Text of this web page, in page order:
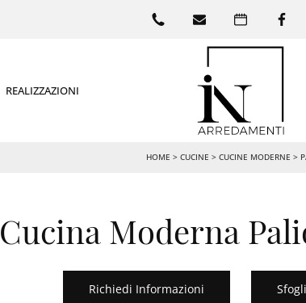
REALIZZAZIONI
HOME > CUCINE > CUCINE MODERNE >
Cucina Moderna
Richiedi Informazioni